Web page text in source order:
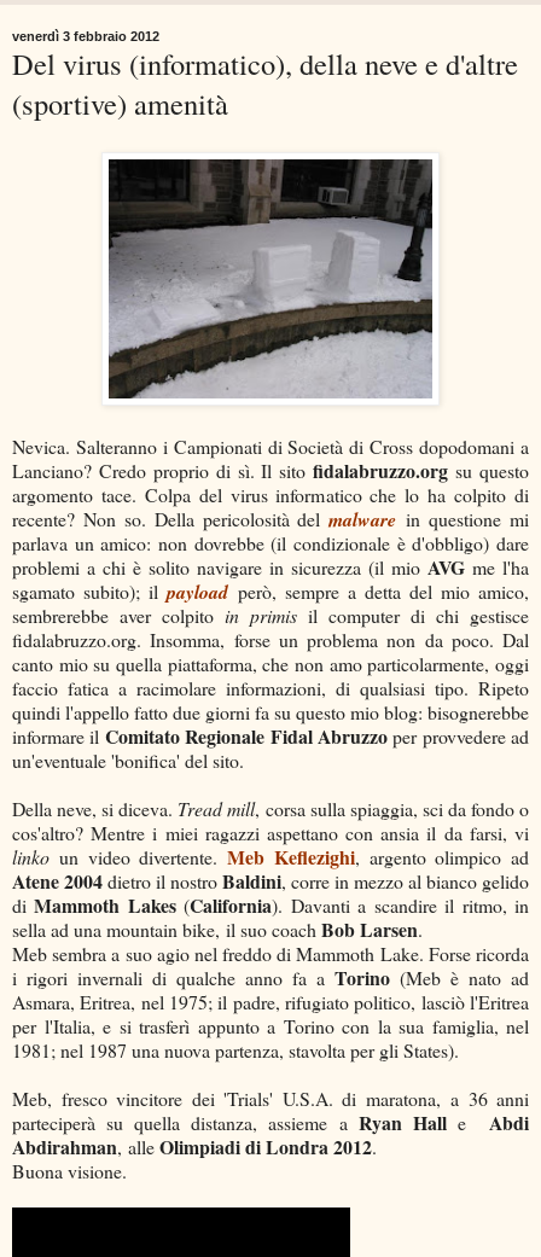
venerdì 3 febbraio 2012
Del virus (informatico), della neve e d'altre
(sportive) amenità
Nevica. Salteranno i Campionati di Società di Cross dopodomani a
Lanciano? Credo proprio di sì. Il sitofidalabruzzo.org su questo
argomento tace. Colpa del virus informatico che lo ha colpito di
recente? Non so. Della pericolosità delmalware in questione mi
parlava un amico: non dovrebbe (il condizionale è d'obbligo) dare
problemi a chi è solito navigare in sicurezza (il mio AVG me l'ha
sgamato subito); il payload però, sempre a detta del mio amico,
sembrerebbe aver colpito in primisil computer di chi gestisce
fidalabruzzo.org. Insomma, forse un problema non da poco. Dal
canto mio su quella piattaforma, che non amo particolarmente, oggi
faccio fatica a racimolare informazioni, di qualsiasi tipo. Ripeto
quindi l'appello fatto due giorni fa su questo mio blog: bisognerebbe
informare il Comitato Regionale Fidal Abruzzoper provvedere ad
un'eventuale 'bonifica' del sito.
Della neve, si diceva. Tread mill, corsa sulla spiaggia, sci da fondo o
cos'altro? Mentre i miei ragazzi aspettano con ansia il da farsi, vi
linko un video divertente. Meb Keflezighi, argento olimpico ad
Atene 2004dietro il nostroBaldini, corre in mezzo al bianco gelido
diMammoth Lakes(California). Davanti a scandire il ritmo, in
sella ad una mountain bike, il suo coach Bob Larsen.
Meb sembra a suo agio nel freddo di Mammoth Lake. Forse ricorda
i rigori invernali di qualche anno fa a Torino (Meb è nato ad
Asmara, Eritrea, nel 1975; il padre, rifugiato politico, lasciò l'Eritrea
per l'Italia, e si trasferì appunto a Torino con la sua famiglia, nel
1981; nel 1987 una nuova partenza, stavolta per gli States).
Meb, fresco vincitore dei 'Trials' U.S.A. di maratona, a 36 anni
parteciperà su quella distanza, assieme a Ryan Halle Abdi
Abdirahman, alleOlimpiadi di Londra 2012.
Buona visione.